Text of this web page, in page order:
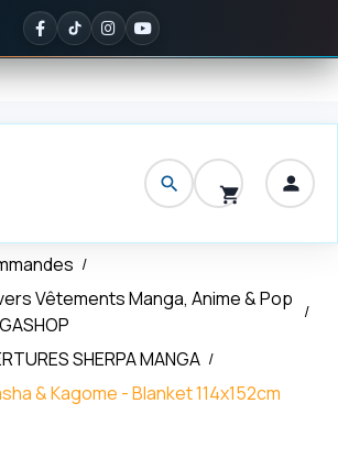
d'achat ✦ Noté5/5 sur Google
Vêtements Manga, Anime & Pop
SHERPA MANGA
& Kagome - Blanket 114x152cm
des cookies